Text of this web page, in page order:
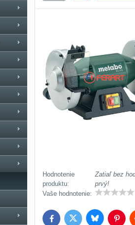
Hodnotenie
produktu:
Zatiaľ bez
prvý!
Vaše hodnotenie:
FacebookTwitter Bluesky